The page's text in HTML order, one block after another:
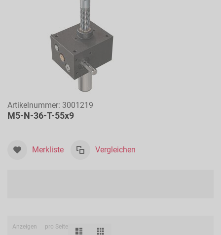
Artikelnummer: 3001219
M5-N-36-T-55x9
Merkliste Vergleichen
Anzeigen pro Seite
Ansicht